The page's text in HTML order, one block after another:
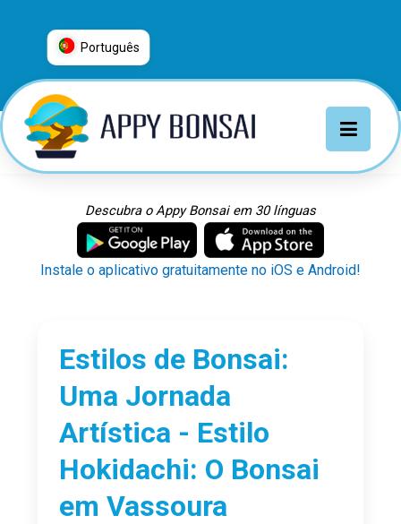
Português
العربية
普通话
Deutsch
Français
Italiano
日本語
Русский
Descubra o Appy Bonsai em 30 línguas
Instale o aplicativo gratuitamente no iOS e Android!
Estilos de Bonsai:
Uma Jornada
Artística - Estilo
Hokidachi: O Bonsai
em Vassoura